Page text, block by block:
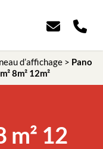
d’affichage > Pano
8m² 12m²
m² 12